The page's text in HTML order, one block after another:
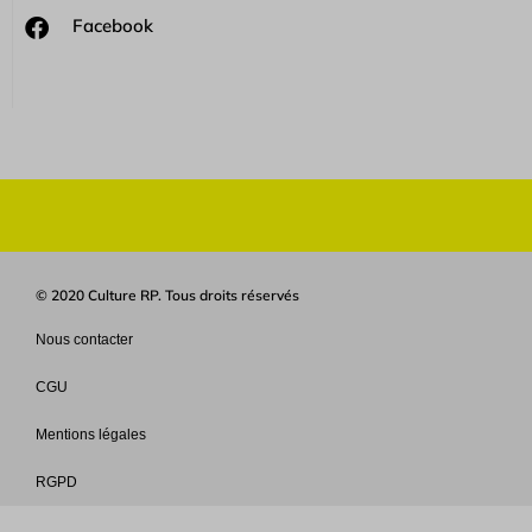
Facebook
© 2020 Culture RP. Tous droits réservés
Nous contacter
CGU
Mentions légales
RGPD